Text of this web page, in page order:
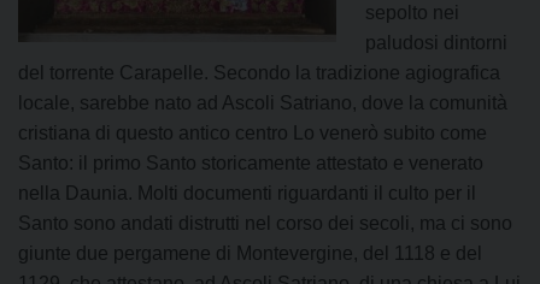
sepolto nei
paludosi dintorni
del torrente Carapelle. Secondo la tradizione agiografica
locale, sarebbe nato ad Ascoli Satriano, dove la comunità
cristiana di questo antico centro Lo venerò subito come
Santo: il primo Santo storicamente attestato e venerato
nella Daunia. Molti documenti riguardanti il culto per il
Santo sono andati distrutti nel corso dei secoli, ma ci sono
giunte due pergamene di Montevergine, del 1118 e del